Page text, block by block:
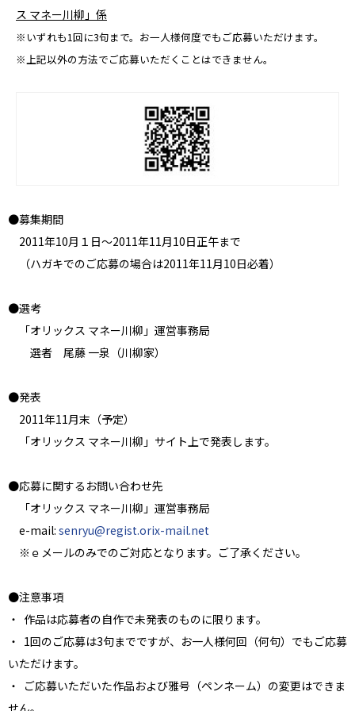
ス マネー川柳」係
※いずれも1回に3句まで。お一人様何度でもご応募いただけます。
※上記以外の方法でご応募いただくことはできません。
●募集期間
2011年10月１日～2011年11月10日正午まで
（ハガキでのご応募の場合は2011年11月10日必着）
●選考
「オリックス マネー川柳」運営事務局
選者 尾藤 一泉（川柳家）
●発表
2011年11月末（予定）
「オリックス マネー川柳」サイト上で発表します。
●応募に関するお問い合わせ先
「オリックス マネー川柳」運営事務局
e-mail: senryu@regist.orix-mail.net
※ｅメールのみでのご対応となります。ご了承ください。
●注意事項
・ 作品は応募者の自作で未発表のものに限ります。
・ 1回のご応募は3句までですが、お一人様何回（何句）でもご応募
いただけます。
・ ご応募いただいた作品および雅号（ペンネーム）の変更はできま